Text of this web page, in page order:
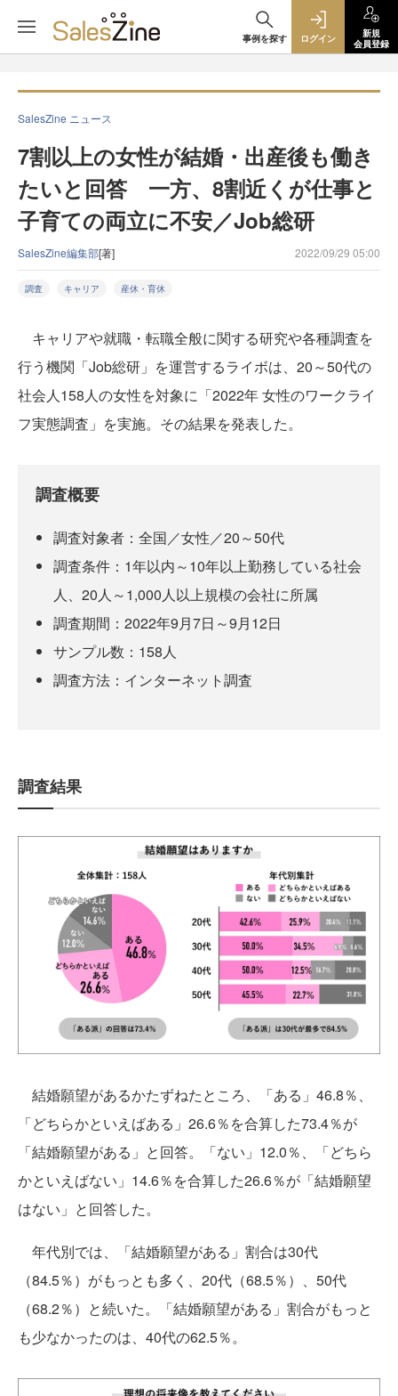
事例を探す ログイン
新規
会員登録
SalesZine ニュース
7割以上の女性が結婚・出産後も働き
たいと回答 一方、8割近くが仕事と
子育ての両立に不安／Job総研
SalesZine編集部[著] 2022/09/29 05:00
調査 キャリア 産休・育休
キャリアや就職・転職全般に関する研究や各種調査を
行う機関「Job総研」を運営するライボは、20～50代の
社会人158人の女性を対象に「2022年 女性のワークライ
フ実態調査」を実施。その結果を発表した。
調査概要
調査対象者：全国／女性／20～50代
調査条件：1年以内～10年以上勤務している社会
人、20人～1,000人以上規模の会社に所属
調査期間：2022年9月7日～9月12日
サンプル数：158人
調査方法：インターネット調査
調査結果
結婚願望があるかたずねたところ、「ある」46.8％、
「どちらかといえばある」26.6％を合算した73.4％が
「結婚願望がある」と回答。「ない」12.0％、「どちら
かといえばない」14.6％を合算した26.6％が「結婚願望
はない」と回答した。
年代別では、「結婚願望がある」割合は30代
（84.5％）がもっとも多く、20代（68.5％）、50代
（68.2％）と続いた。「結婚願望がある」割合がもっと
も少なかったのは、40代の62.5％。